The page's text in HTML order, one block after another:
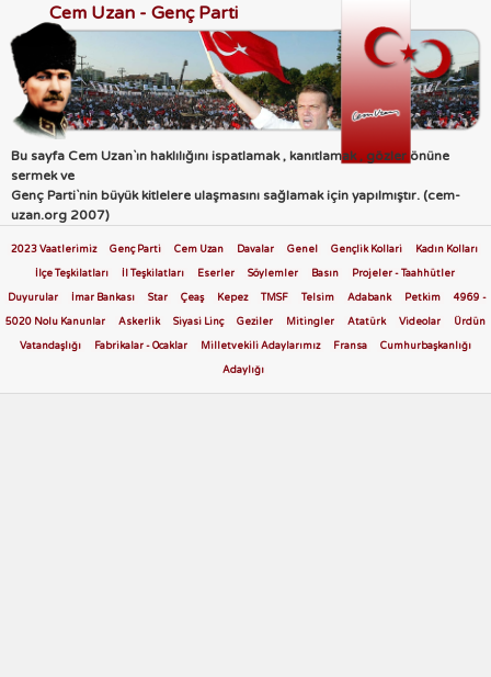
Cem Uzan - Genç Parti
Bu sayfa Cem Uzan`ın haklılığını ispatlamak , kanıtlamak , gözler önüne
sermek ve
Genç Parti`nin büyük kitlelere ulaşmasını sağlamak için yapılmıştır. (cem-
uzan.org 2007)
2023 Vaatlerimiz Genç Parti Cem Uzan Davalar Genel Gençlik Kollari
Kadın Kolları
İlçe Teşkilatları
İl Teşkilatları Eserler Söylemler Basın
Projeler - Taahhütler
Duyurular
İmar Bankası Star Çeaş Kepez TMSF Telsim Adabank Petkim
4969 -
5020 Nolu Kanunlar
Askerlik Siyasi Linç Geziler Mitingler Atatürk Videolar
Ürdün
Vatandaşlığı
Fabrikalar - Ocaklar Milletvekili Adaylarımız Fransa
Cumhurbaşkanlığı
Adaylığı